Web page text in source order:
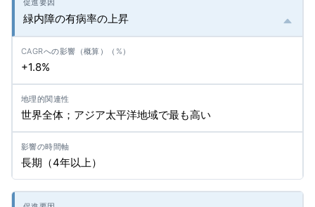
緑内障の有病率の上昇
+1.8%
世界全体；アジア太平洋地域で最も高い
長期（4年以上）